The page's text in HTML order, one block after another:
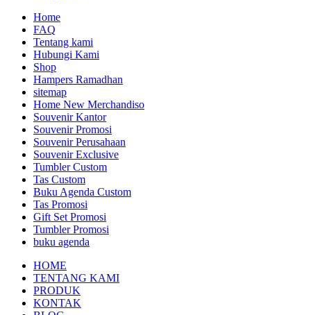
Home
FAQ
Tentang kami
Hubungi Kami
Shop
Hampers Ramadhan
sitemap
Home New Merchandiso
Souvenir Kantor
Souvenir Promosi
Souvenir Perusahaan
Souvenir Exclusive
Tumbler Custom
Tas Custom
Buku Agenda Custom
Tas Promosi
Gift Set Promosi
Tumbler Promosi
buku agenda
HOME
TENTANG KAMI
PRODUK
KONTAK